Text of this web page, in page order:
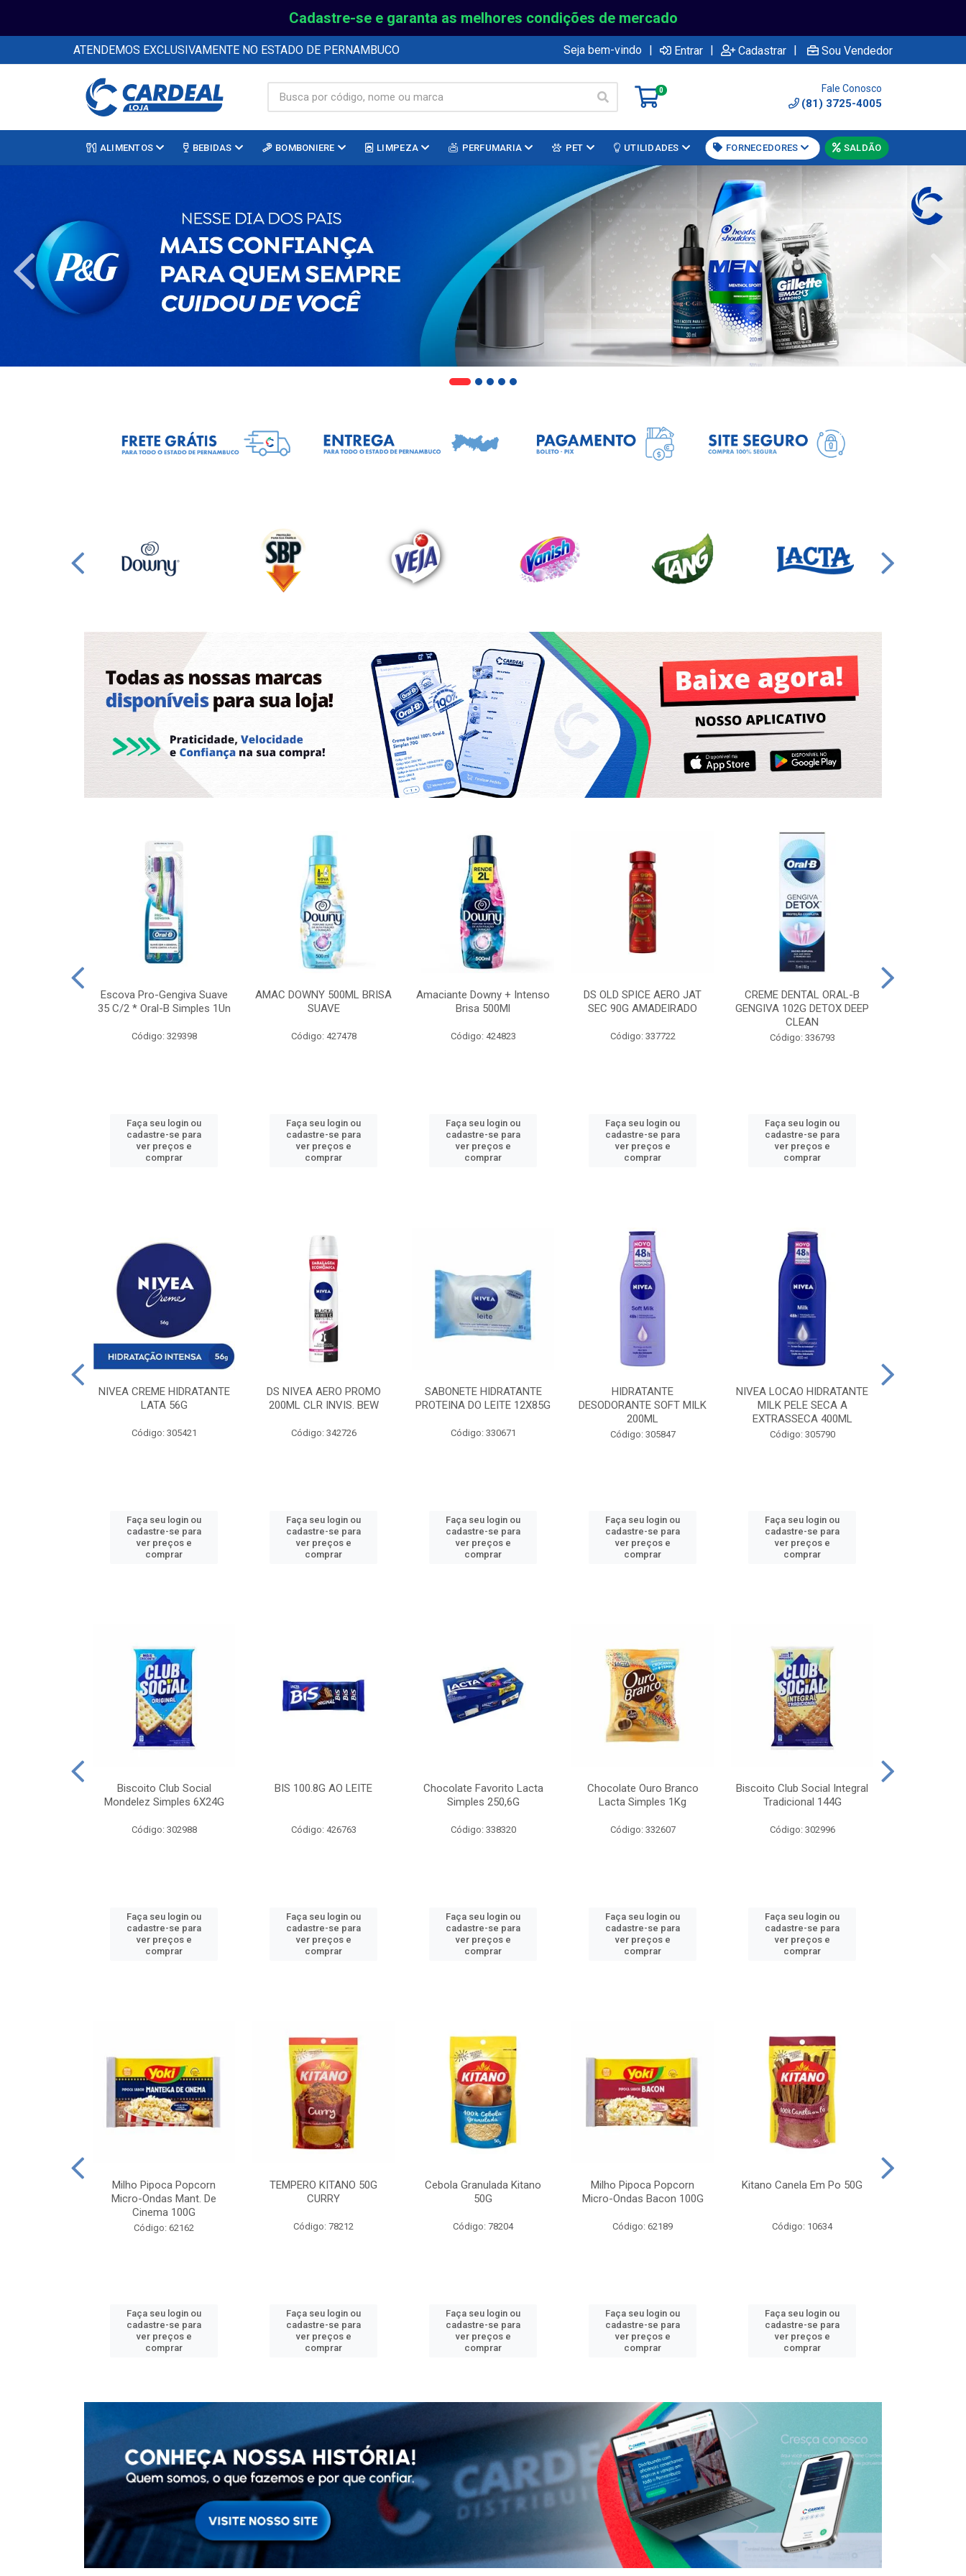
Cadastre-se e garanta as melhores condições de mercado
ATENDEMOS EXCLUSIVAMENTE NO ESTADO DE PERNAMBUCO Seja bem-vindo | Entrar | Cadastrar | Sou Vendedor
0 Fale Conosco
(81) 3725-4005
ALIMENTOS BEBIDAS BOMBONIERE LIMPEZA PERFUMARIA PET UTILIDADES FORNECEDORES SALDÃO
Escova Pro-Gengiva Suave
35 C/2 * Oral-B Simples 1Un
Código: 329398
Faça seu login ou
cadastre-se para
ver preços e
comprar
AMAC DOWNY 500ML BRISA
SUAVE
Código: 427478
Faça seu login ou
cadastre-se para
ver preços e
comprar
Amaciante Downy + Intenso
Brisa 500Ml
Código: 424823
Faça seu login ou
cadastre-se para
ver preços e
comprar
DS OLD SPICE AERO JAT
SEC 90G AMADEIRADO
Código: 337722
Faça seu login ou
cadastre-se para
ver preços e
comprar
CREME DENTAL ORAL-B
GENGIVA 102G DETOX DEEP
CLEAN
Código: 336793
Faça seu login ou
cadastre-se para
ver preços e
comprar
NIVEA CREME HIDRATANTE
LATA 56G
Código: 305421
Faça seu login ou
cadastre-se para
ver preços e
comprar
DS NIVEA AERO PROMO
200ML CLR INVIS. BEW
Código: 342726
Faça seu login ou
cadastre-se para
ver preços e
comprar
SABONETE HIDRATANTE
PROTEINA DO LEITE 12X85G
Código: 330671
Faça seu login ou
cadastre-se para
ver preços e
comprar
HIDRATANTE
DESODORANTE SOFT MILK
200ML
Código: 305847
Faça seu login ou
cadastre-se para
ver preços e
comprar
NIVEA LOCAO HIDRATANTE
MILK PELE SECA A
EXTRASSECA 400ML
Código: 305790
Faça seu login ou
cadastre-se para
ver preços e
comprar
Biscoito Club Social
Mondelez Simples 6X24G
Código: 302988
Faça seu login ou
cadastre-se para
ver preços e
comprar
BIS 100.8G AO LEITE
Código: 426763
Faça seu login ou
cadastre-se para
ver preços e
comprar
Chocolate Favorito Lacta
Simples 250,6G
Código: 338320
Faça seu login ou
cadastre-se para
ver preços e
comprar
Chocolate Ouro Branco
Lacta Simples 1Kg
Código: 332607
Faça seu login ou
cadastre-se para
ver preços e
comprar
Biscoito Club Social Integral
Tradicional 144G
Código: 302996
Faça seu login ou
cadastre-se para
ver preços e
comprar
Milho Pipoca Popcorn
Micro-Ondas Mant. De
Cinema 100G
Código: 62162
Faça seu login ou
cadastre-se para
ver preços e
comprar
TEMPERO KITANO 50G
CURRY
Código: 78212
Faça seu login ou
cadastre-se para
ver preços e
comprar
Cebola Granulada Kitano
50G
Código: 78204
Faça seu login ou
cadastre-se para
ver preços e
comprar
Milho Pipoca Popcorn
Micro-Ondas Bacon 100G
Código: 62189
Faça seu login ou
cadastre-se para
ver preços e
comprar
Kitano Canela Em Po 50G
Código: 10634
Faça seu login ou
cadastre-se para
ver preços e
comprar